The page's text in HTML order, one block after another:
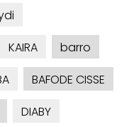
KAIRA
barro
BAFODE CISSE
DIABY